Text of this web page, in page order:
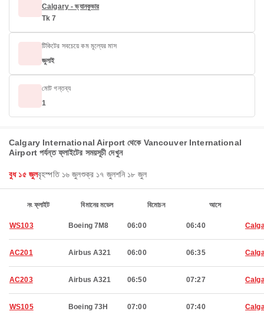
Calgary - ভ্যানকুভার
Tk 7
টিকিটের সবচেয়ে কম মূল্যের মাস
জুলাই
মোট গন্তব্য
1
Calgary International Airport থেকে Vancouver International
Airport পর্যন্ত ফ্লাইটের সময়সূচী দেখুন
বুধ ১৫ জুলবৃহস্পতি ১৬ জুলশুক্র ১৭ জুলশনি ১৮ জুল
নং ফ্লাইট বিমানের মডেল বিমোচন আসে
WS103 Boeing 7M8 06:00 06:40
AC201 Airbus A321 06:00 06:35
AC203 Airbus A321 06:50 07:27
WS105 Boeing 73H 07:00 07:40